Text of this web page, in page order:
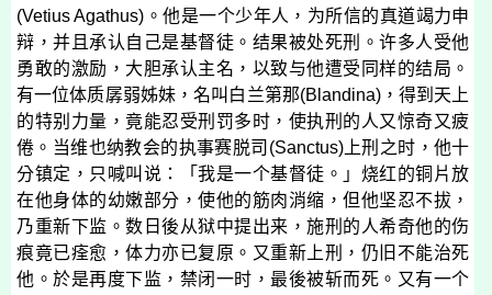
(Vetius Agathus) 。他是一个少年人，为所信的真道竭力申
辩，并且承认自己是基督徒。结果被处死刑。许多人受他
勇敢的激励，大胆承认主名，以致与他遭受同样的结局。
有一位体质孱弱姊妹，名叫白兰第那(Blandina)，得到天上
的特别力量，竟能忍受刑罚多时，使执刑的人又惊奇又疲
倦。当维也纳教会的执事赛脱司 (Sanctus)上刑之时，他十
分镇定，只喊叫说：「我是一个基督徒。」烧红的铜片放
在他身体的幼嫩部分，使他的筋肉消缩，但他坚忍不拔，
乃重新下监。数日後从狱中提出来，施刑的人希奇他的伤
痕竟已痊愈，体力亦已复原。又重新上刑，仍旧不能治死
他。於是再度下监，禁闭一时，最後被斩而死。又有一个